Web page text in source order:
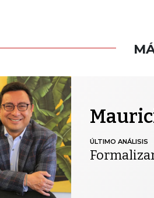
ÚLTIMO ANÁLISIS